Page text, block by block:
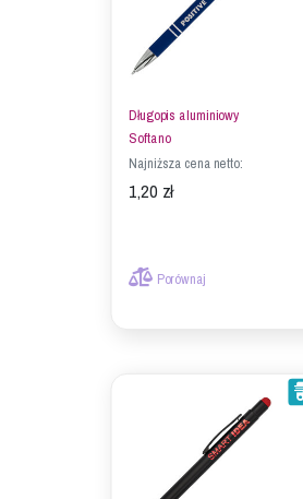
Długopis aluminiowy
Softano
Najniższa cena netto:
1,20 zł
Porównaj